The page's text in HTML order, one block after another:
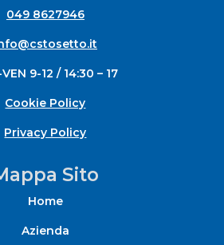
049 8627946
9-12 / 14:30 – 17
Cookie Policy
Privacy Policy
Sito
Home
Azienda